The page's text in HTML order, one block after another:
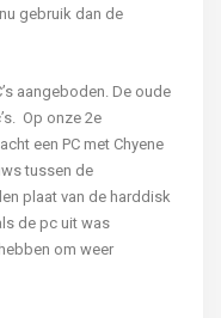
gebruik dan de
aangeboden. De oude
Op onze 2e
een PC met Chyene
tussen de
plaat van de harddisk
de pc uit was
om weer